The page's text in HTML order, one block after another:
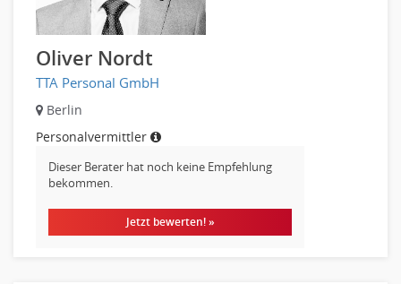
Oliver Nordt
TTA Personal GmbH
Berlin
Personalvermittler
Dieser Berater hat noch keine Empfehlung
bekommen.
Jetzt bewerten! »